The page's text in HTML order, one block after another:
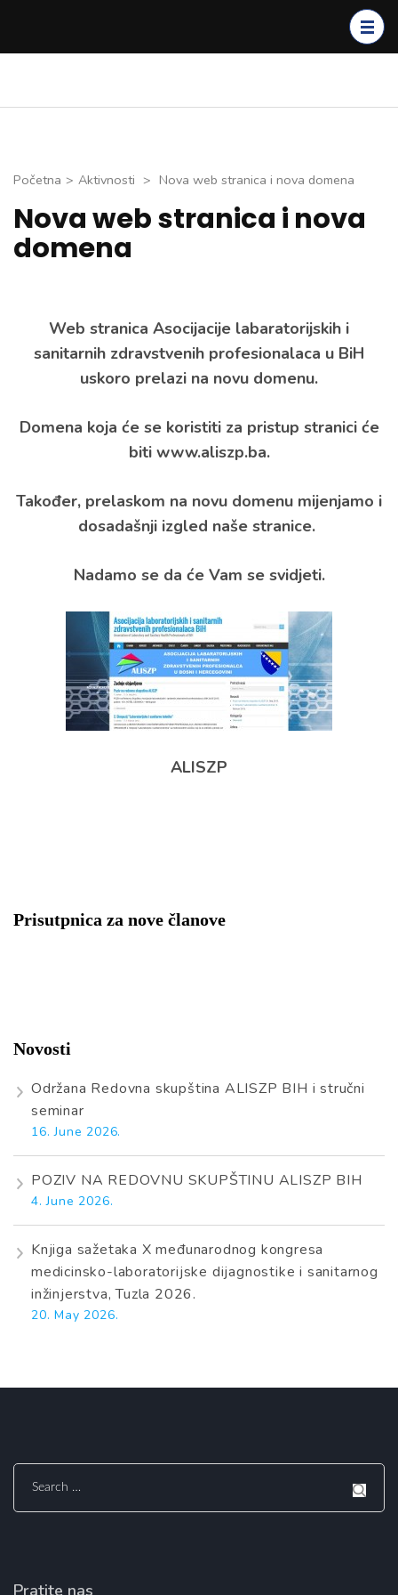
Enter)
Početna > Aktivnosti > Nova web stranica i nova domena
Nova web stranica i nova
domena
Web stranica Asocijacije labaratorijskih i
sanitarnih zdravstvenih profesionalaca u BiH
uskoro prelazi na novu domenu.
Domena koja će se koristiti za pristup stranici će
biti www.aliszp.ba.
Također, prelaskom na novu domenu mijenjamo i
dosadašnji izgled naše stranice.
Nadamo se da će Vam se svidjeti.
ALISZP
Prisutpnica za nove članove
Novosti
Održana Redovna skupština ALISZP BIH i stručni
seminar
16. June 2026.
POZIV NA REDOVNU SKUPŠTINU ALISZP BIH
4. June 2026.
Knjiga sažetaka X međunarodnog kongresa
medicinsko-laboratorijske dijagnostike i sanitarnog
inžinjerstva, Tuzla 2026.
20. May 2026.
Search
for:
Pratite nas